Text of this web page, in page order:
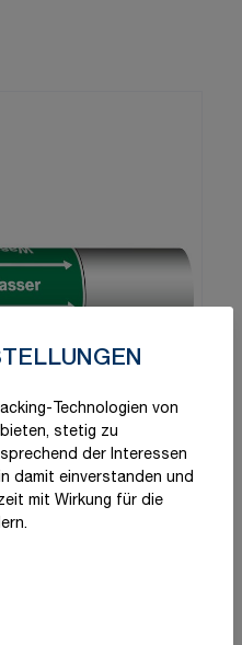
Technologien von
stetig zu
der Interessen
damit einverstanden und
mit Wirkung für die